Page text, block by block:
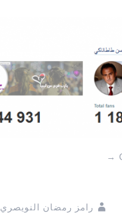
→
رامز رمضان النويصري